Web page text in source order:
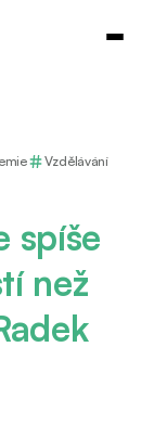
Vzdělávání
spíše
než